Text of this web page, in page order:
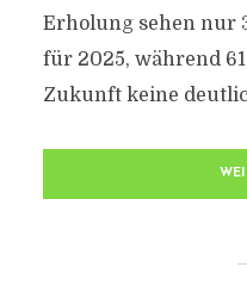
Erholung sehen nur
für 2025, während
Zukunft keine